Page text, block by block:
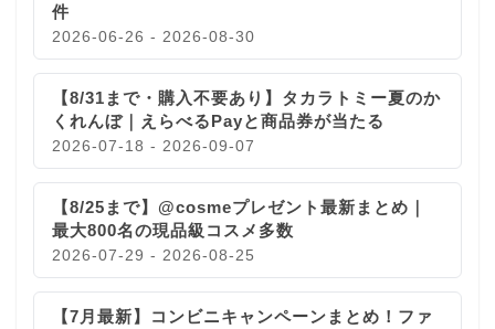
件
2026-06-26 - 2026-08-30
【8/31まで・購入不要あり】タカラトミー夏のか
くれんぼ｜えらべるPayと商品券が当たる
2026-07-18 - 2026-09-07
【8/25まで】@cosmeプレゼント最新まとめ｜
最大800名の現品級コスメ多数
2026-07-29 - 2026-08-25
【7月最新】コンビニキャンペーンまとめ！ファ